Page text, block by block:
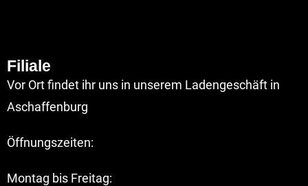
Filiale
Vor Ort findet ihr uns in unserem Ladengeschäft in
Aschaffenburg
Öffnungszeiten:
Montag bis Freitag: